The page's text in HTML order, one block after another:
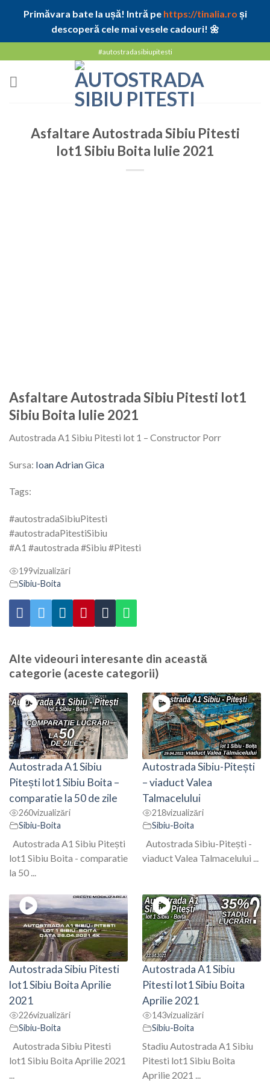
Primăvara bate la ușă! Intră pe https://tinalia.ro și
descoperă cele mai vesele cadouri! 🌼
to
content
#autostradasibiupitesti
Asfaltare Autostrada Sibiu Pitesti
lot1 Sibiu Boita Iulie 2021
Asfaltare Autostrada Sibiu Pitesti lot1
Sibiu Boita Iulie 2021
Autostrada A1 Sibiu Pitesti lot 1 – Constructor Porr
Sursa: Ioan Adrian Gica
Tags:
#autostradaSibiuPitesti
#autostradaPitestiSibiu
#A1 #autostrada #Sibiu #Pitesti
199vizualizări
Sibiu-Boita
Alte videouri interesante din această
categorie (aceste categorii)
Autostrada A1 Sibiu
Pitești lot1 Sibiu Boita –
comparatie la 50 de zile
260vizualizări
Sibiu-Boita
Autostrada A1 Sibiu Pitești
lot1 Sibiu Boita - comparatie
la 50 ...
Autostrada Sibiu-Pitești
– viaduct Valea
Talmacelului
218vizualizări
Sibiu-Boita
Autostrada Sibiu-Pitești -
viaduct Valea Talmacelului ...
Autostrada Sibiu Pitesti
lot1 Sibiu Boita Aprilie
2021
226vizualizări
Sibiu-Boita
Autostrada Sibiu Pitesti
lot1 Sibiu Boita Aprilie 2021
...
Autostrada A1 Sibiu
Pitesti lot1 Sibiu Boita
Aprilie 2021
143vizualizări
Sibiu-Boita
Stadiu Autostrada A1 Sibiu
Pitesti lot1 Sibiu Boita
Aprilie 2021 ...